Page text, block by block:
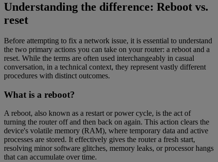
Understanding the difference: Reboot vs.
reset
Before attempting to fix a network issue, it is essential to understand
the two primary actions you can take on your router: a reboot and a
reset. While the terms are often used interchangeably in casual
conversation, in a technical context, they represent vastly different
procedures with distinct outcomes.
What is a reboot?
A reboot, also known as a restart or power cycle, is the act of
turning the router off and then back on again. This action clears the
device's volatile memory (RAM), where temporary data and active
processes are stored. It effectively gives the router a fresh start,
resolving minor software glitches, memory leaks, or processor hangs
that can accumulate over time.